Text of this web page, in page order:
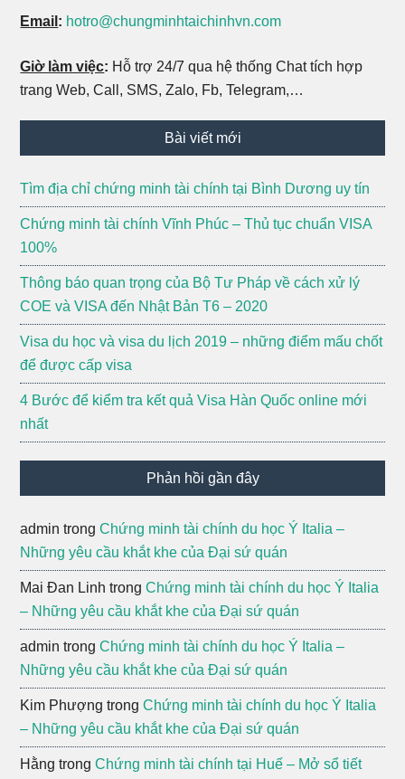
Email : hotro@chungminhtaichinhvn.com
Giờ làm việc: Hỗ trợ 24/7 qua hệ thống Chat tích hợp
trang Web, Call, SMS, Zalo, Fb, Telegram,…
Bài viết mới
Tìm địa chỉ chứng minh tài chính tại Bình Dương uy tín
Chứng minh tài chính Vĩnh Phúc – Thủ tục chuẩn VISA
100%
Thông báo quan trọng của Bộ Tư Pháp về cách xử lý
COE và VISA đến Nhật Bản T6 – 2020
Visa du học và visa du lịch 2019 – những điểm mấu chốt
để được cấp visa
4 Bước để kiểm tra kết quả Visa Hàn Quốc online mới
nhất
Phản hồi gần đây
admin trongChứng minh tài chính du học Ý Italia –
Những yêu cầu khắt khe của Đại sứ quán
Mai Đan Linh trongChứng minh tài chính du học Ý Italia
– Những yêu cầu khắt khe của Đại sứ quán
admin trongChứng minh tài chính du học Ý Italia –
Những yêu cầu khắt khe của Đại sứ quán
Kim Phượng trongChứng minh tài chính du học Ý Italia
– Những yêu cầu khắt khe của Đại sứ quán
Hằng trongChứng minh tài chính tại Huế – Mở sổ tiết